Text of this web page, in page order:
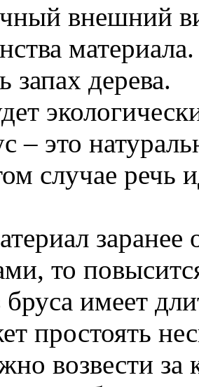
внешний
запах дерева.
– это
случае речь
то
имеет
простоять
возвести за